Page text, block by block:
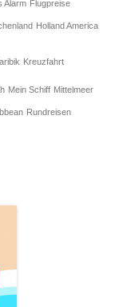
Alarm Flugpreise
Holland America
Kreuzfahrt
Mein Schiff Mittelmeer
Rundreisen